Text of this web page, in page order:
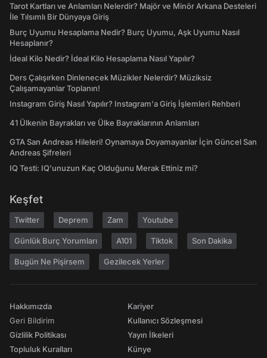
Tarot Kartları ve Anlamları Nelerdir? Majör ve Minör Arkana Desteleri
İle Tılsımlı Bir Dünyaya Giriş
Burç Uyumu Hesaplama Nedir? Burç Uyumu, Aşk Uyumu Nasıl
Hesaplanır?
İdeal Kilo Nedir? İdeal Kilo Hesaplama Nasıl Yapılır?
Ders Çalışırken Dinlenecek Müzikler Nelerdir? Müziksiz
Çalışamayanlar Toplanın!
Instagram Giriş Nasıl Yapılır? Instagram'a Giriş İşlemleri Rehberi
41 Ülkenin Bayrakları ve Ülke Bayraklarının Anlamları
GTA San Andreas Hileleri! Oynamaya Doyamayanlar İçin Güncel San
Andreas Şifreleri
IQ Testi: IQ'unuzun Kaç Olduğunu Merak Ettiniz mi?
Keşfet
Twitter Deprem Zam Youtube
Günlük Burç Yorumları A101 Tiktok Son Dakika
Bugün Ne Pişirsem Gezilecek Yerler
Hakkımızda
Geri Bildirim
Gizlilik Politikası
Topluluk Kuralları
Kariyer
Kullanıcı Sözleşmesi
Yayın İlkeleri
Künye